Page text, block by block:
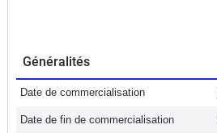
Généralités
Date de commercialisation
Date de fin de commercialisation